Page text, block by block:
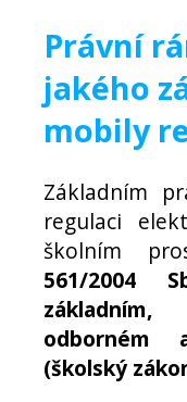
Právní
jakého
mobily
Základním
regulaci
školním
561/2004
odborném
(školský